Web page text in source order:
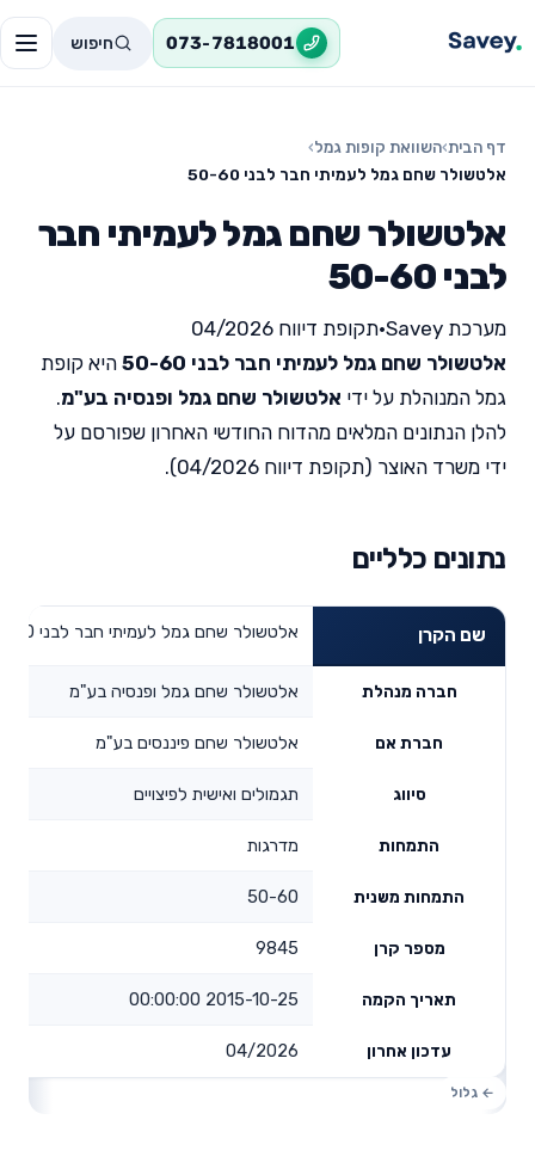
073-7818001 חיפוש
דף הבית›השוואת קופות גמל›
אלטשולר שחם גמל לעמיתי חבר לבני 50-60
אלטשולר שחם גמל לעמיתי חבר
לבני 50-60
מערכת Savey •תקופת דיווח 04/2026
אלטשולר שחם גמל לעמיתי חבר לבני 50-60
היא קופת
גמל המנוהלת על ידי אלטשולר שחם גמל ופנסיה בע"מ.
להלן הנתונים המלאים מהדוח החודשי האחרון שפורסם על
ידי משרד האוצר (תקופת דיווח 04/2026).
נתונים כלליים
שם הקרן אלטשולר שחם גמל לעמיתי חבר לבני 50-60
חברה מנהלת אלטשולר שחם גמל ופנסיה בע"מ
חברת אם אלטשולר שחם פיננסים בע"מ
סיווג תגמולים ואישית לפיצויים
התמחות מדרגות
התמחות משנית 50-60
מספר קרן 9845
תאריך הקמה 2015-10-25 00:00:00
עדכון אחרון 04/2026